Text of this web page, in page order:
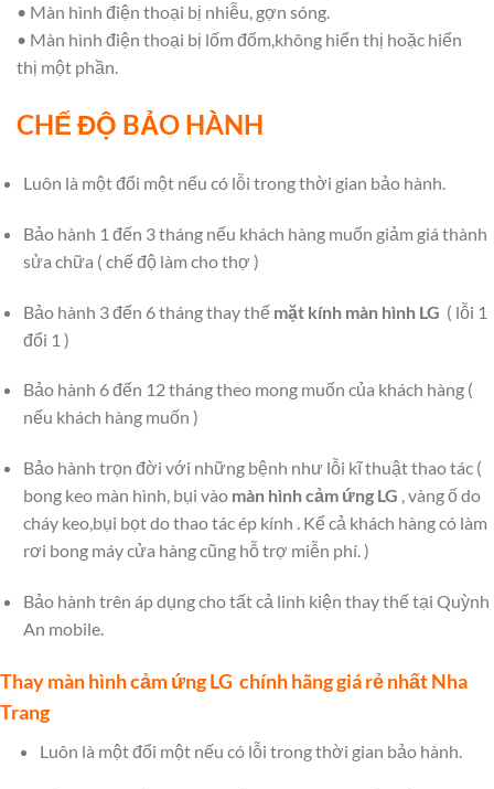
• Màn hình điện thoại bị nhiễu, gợn sóng.
• Màn hình điện thoại bị lốm đốm,không hiển thị hoặc hiển
thị một phần.
CHẾ ĐỘ BẢO HÀNH
Luôn là một đổi một nếu có lỗi trong thời gian bảo hành.
Bảo hành 1 đến 3 tháng nếu khách hàng muốn giảm giá thành
sửa chữa ( chế độ làm cho thợ )
Bảo hành 3 đến 6 tháng thay thế mặt kính màn hình LG ( lỗi 1
đổi 1 )
Bảo hành 6 đến 12 tháng theo mong muốn của khách hàng (
nếu khách hàng muốn )
Bảo hành trọn đời với những bệnh như lỗi kĩ thuật thao tác (
bong keo màn hình, bụi vào màn hình cảm ứng LG , vàng ố do
cháy keo,bụi bọt do thao tác ép kính . Kể cả khách hàng có làm
rơi bong máy cửa hàng cũng hỗ trợ miễn phí. )
Bảo hành trên áp dụng cho tất cả linh kiện thay thế tại Quỳnh
An mobile.
Thay màn hình cảm ứng LG chính hãng giá rẻ nhất Nha
Trang
Luôn là một đổi một nếu có lỗi trong thời gian bảo hành.